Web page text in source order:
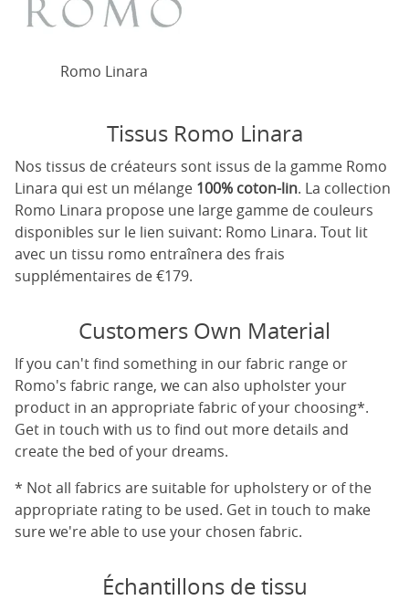
Romo Linara
Tissus Romo Linara
Nos tissus de créateurs sont issus de la gamme Romo
Linara qui est un mélange 100% coton-lin. La collection
Romo Linara propose une large gamme de couleurs
disponibles sur le lien suivant: Romo Linara. Tout lit
avec un tissu romo entraînera des frais
supplémentaires de €179.
Customers Own Material
If you can't find something in our fabric range or
Romo's fabric range, we can also upholster your
product in an appropriate fabric of your choosing*.
Get in touch with us to find out more details and
create the bed of your dreams.
* Not all fabrics are suitable for upholstery or of the
appropriate rating to be used. Get in touch to make
sure we're able to use your chosen fabric.
Échantillons de tissu